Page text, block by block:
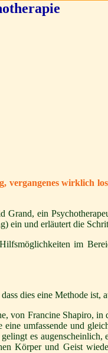
wirklich
ein
und erläutert die
im
dies eine Methode ist,
von Francine Shapiro,
umfassende und
es
Körper und Geist